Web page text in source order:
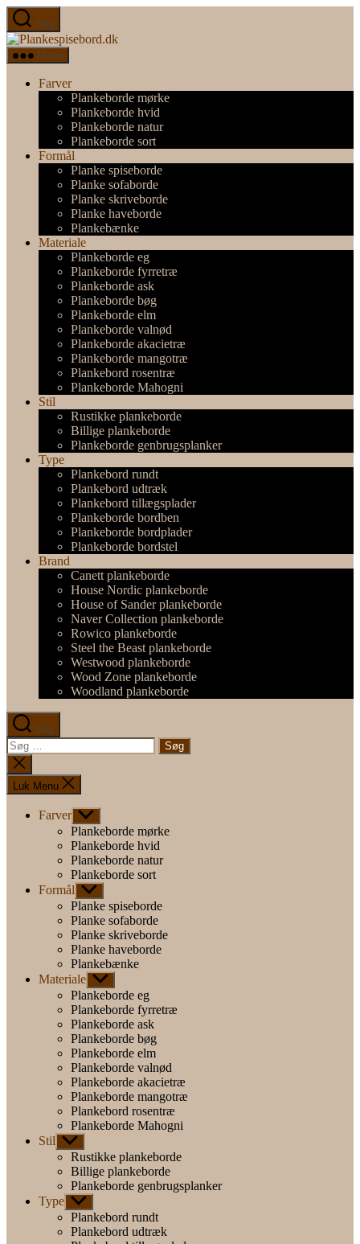
Spring
til
indholdet
Søg
Plankespisebord.dk
Menu
Farver
Plankeborde mørke
Plankeborde hvid
Plankeborde natur
Plankeborde sort
Formål
Planke spiseborde
Planke sofaborde
Planke skriveborde
Planke haveborde
Plankebænke
Materiale
Plankeborde eg
Plankeborde fyrretræ
Plankeborde ask
Plankeborde bøg
Plankeborde elm
Plankeborde valnød
Plankeborde akacietræ
Plankeborde mangotræ
Plankebord rosentræ
Plankeborde Mahogni
Stil
Rustikke plankeborde
Billige plankeborde
Plankeborde genbrugsplanker
Type
Plankebord rundt
Plankebord udtræk
Plankebord tillægsplader
Plankeborde bordben
Plankeborde bordplader
Plankeborde bordstel
Brand
Canett plankeborde
House Nordic plankeborde
House of Sander plankeborde
Naver Collection plankeborde
Rowico plankeborde
Steel the Beast plankeborde
Westwood plankeborde
Wood Zone plankeborde
Woodland plankeborde
Søg
Søg
efter:
Luk
søgning
Luk Menu
Farver Vis
undermenu
Plankeborde mørke
Plankeborde hvid
Plankeborde natur
Plankeborde sort
Formål Vis
undermenu
Planke spiseborde
Planke sofaborde
Planke skriveborde
Planke haveborde
Plankebænke
Materiale Vis
undermenu
Plankeborde eg
Plankeborde fyrretræ
Plankeborde ask
Plankeborde bøg
Plankeborde elm
Plankeborde valnød
Plankeborde akacietræ
Plankeborde mangotræ
Plankebord rosentræ
Plankeborde Mahogni
Stil Vis
undermenu
Rustikke plankeborde
Billige plankeborde
Plankeborde genbrugsplanker
Type Vis
undermenu
Plankebord rundt
Plankebord udtræk